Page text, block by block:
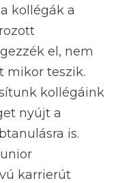
kollégák a
el, nem
mikor teszik.
kollégáink
nyújt a
is.
karrierút